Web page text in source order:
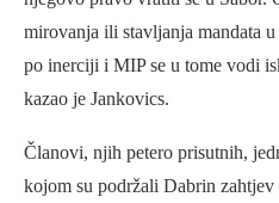
mirovanja ili stavljanja mandata
po inerciji i MIP se u tome vodi
kazao je Jankovics.
Članovi, njih petero prisutnih,
kojom su podržali Dabrin zahtjev